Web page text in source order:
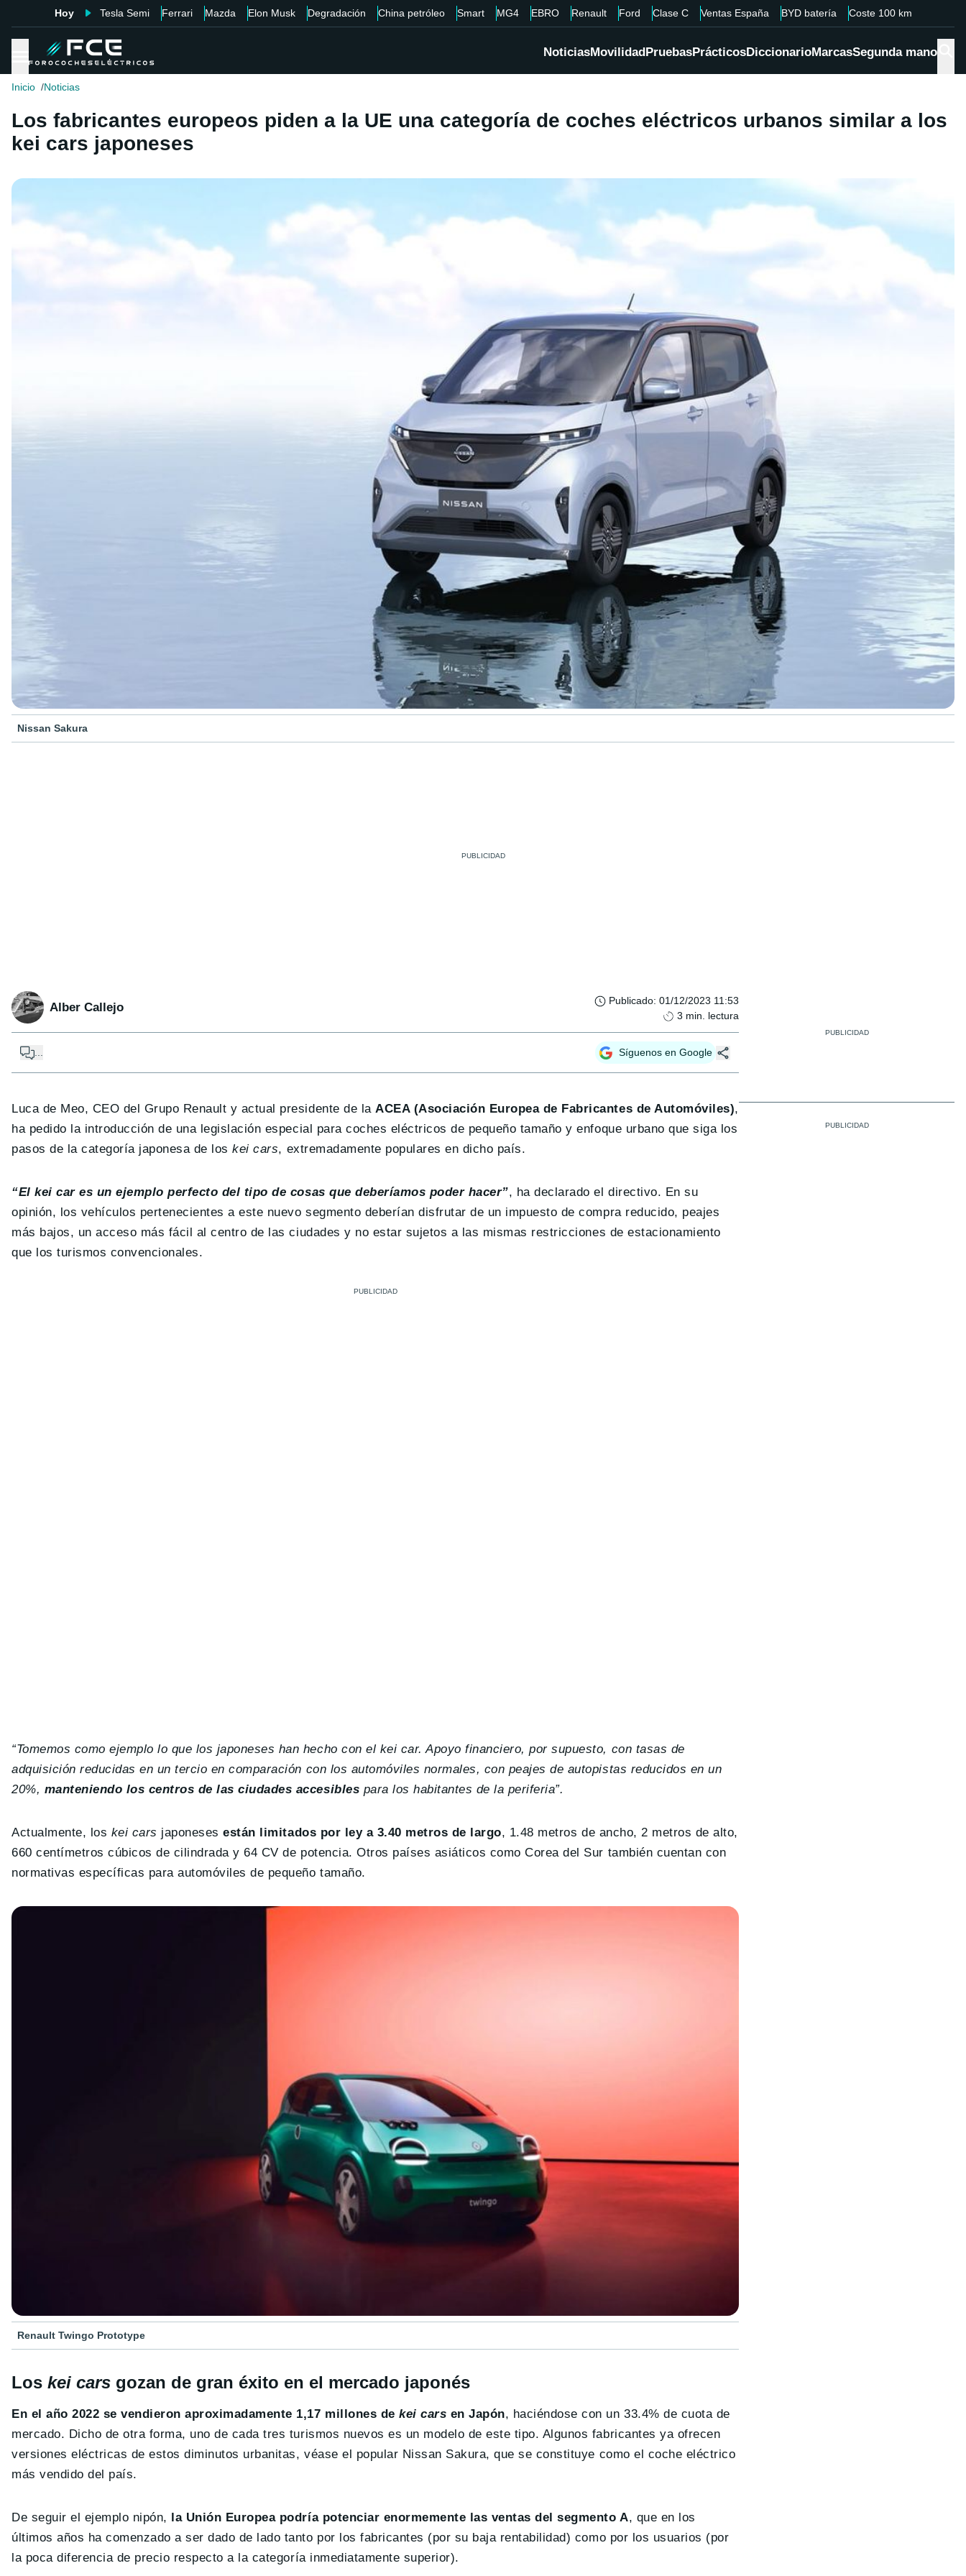
Hoy Tesla Semi Ferrari Mazda Elon Musk Degradación China petróleo Smart MG4 EBRO Renault Ford Clase C Ventas España BYD batería Coste 100 km
NoticiasMovilidadPruebasPrácticosDiccionarioMarcasSegunda mano
Inicio Noticias
Los fabricantes europeos piden a la UE una categoría de coches eléctricos urbanos similar a los
kei cars japoneses
Nissan Sakura
Alber Callejo Publicado: 01/12/2023 11:53
3 min. lectura
... Síguenos en Google
Luca de Meo, CEO del Grupo Renault y actual presidente de laACEA (Asociación Europea de Fabricantes de Automóviles),
ha pedido la introducción de una legislación especial para coches eléctricos de pequeño tamaño y enfoque urbano que siga los
pasos de la categoría japonesa de loskei cars, extremadamente populares en dicho país.
“El kei car es un ejemplo perfecto del tipo de cosas que deberíamos poder hacer”, ha declarado el directivo. En su
opinión, los vehículos pertenecientes a este nuevo segmento deberían disfrutar de un impuesto de compra reducido, peajes
más bajos, un acceso más fácil al centro de las ciudades y no estar sujetos a las mismas restricciones de estacionamiento
que los turismos convencionales.
“Tomemos como ejemplo lo que los japoneses han hecho con el kei car. Apoyo financiero, por supuesto, con tasas de
adquisición reducidas en un tercio en comparación con los automóviles normales, con peajes de autopistas reducidos en un
20%, manteniendo los centros de las ciudades accesibles para los habitantes de la periferia”.
Actualmente, los kei cars japonesesestán limitados por ley a 3.40 metros de largo, 1.48 metros de ancho, 2 metros de alto,
660 centímetros cúbicos de cilindrada y 64 CV de potencia. Otros países asiáticos como Corea del Sur también cuentan con
normativas específicas para automóviles de pequeño tamaño.
Renault Twingo Prototype
Los kei cars gozan de gran éxito en el mercado japonés
En el año 2022 se vendieron aproximadamente 1,17 millones dekei cars en Japón, haciéndose con un 33.4% de cuota de
mercado. Dicho de otra forma, uno de cada tres turismos nuevos es un modelo de este tipo. Algunos fabricantes ya ofrecen
versiones eléctricas de estos diminutos urbanitas, véase el popular Nissan Sakura, que se constituye como el coche eléctrico
más vendido del país.
De seguir el ejemplo nipón, la Unión Europea podría potenciar enormemente las ventas del segmento A, que en los
últimos años ha comenzado a ser dado de lado tanto por los fabricantes (por su baja rentabilidad) como por los usuarios (por
la poca diferencia de precio respecto a la categoría inmediatamente superior).